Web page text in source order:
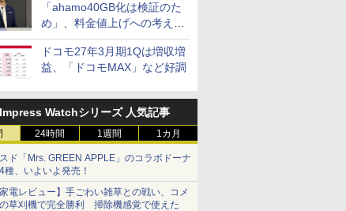
「ahamo40GB化は検証のた
め」、料金値上げへの考え方
にも言及
ドコモ27年3月期1Qは増収増
益、「ドコモMAX」など好調
Impress Watchシリーズ 人気記事
24時間 1週間 1カ月
ド「Mrs. GREEN APPLE」のコラボドーナ
種、いよいよ発売！
家電レビュー】手ごわい雑草との戦い、コメ
草刈機で完全勝利 掃除機感覚で使えた